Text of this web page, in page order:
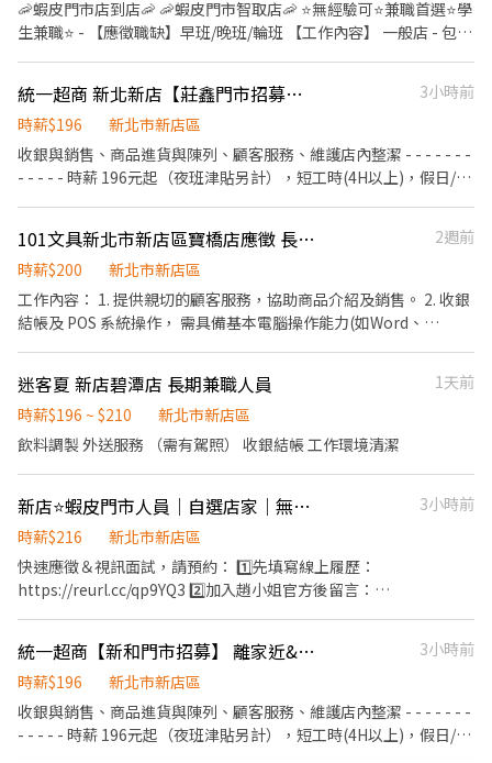
🦐蝦皮門市店到店🦐 🦐蝦皮門市智取店🦐 ⭐無經驗可⭐兼職首選⭐學
生兼職⭐ - 【應徵職缺】早班/晚班/輪班 【工作內容】 一般店 - 包裹
店面實習▶️ 【工作時間】 ⭐一般店⭐ 輪班人員 - 早班11:00~19:30、
晚班14:15~22:45 (需輪班) 早班時薪 - 10:30~17:00、11:00~17:30
晚班時薪 - 18:45~22:45、16:15~22:45 (假日需配合6H) ▶️訂單多會
加班半小時到一小時 實際排班時數依主管安排 ⭐智取店⭐ 早班時薪 -
07:00-12:00、07:30-12:30、08:00-13:00、08:30-13:30 午班時薪 -
22:30、17:30-22:30、17:30-23:30 夜班時薪 - 23:30–03:30 ▶️訂單
多會加班半小時到一小時 實際排班時數依主管安排 【薪資待遇】 ▶️
一般店 時薪216-432 (國定假日雙倍薪) ▶️智取店 時薪224-488 (國
定假日雙倍薪) 【休假制度】 排班制，一周2-4天 (假日需可配合排
班) 一般店晚班假日需可配合6H 【工作地點】 ⭐一般店⭐ 新店三民
店 新北市新店區三民路67號1樓 新店安康三店 新北市新店區安康路
三段175號1樓 新店安和店 新北市新店區安和路二段163號1樓 新店
區中興路三段189號1樓 新店百忍店 新北市新店區百忍街1-1號1樓
⭐智取店⭐ 新店安祥 - 智取店 新北市新店區安祥路125號1樓 新店清
潭 - 智取店 新北市新店區北宜路二段201號1樓 新店七張 - 智取店 新
北市新店區北新路二段20號1樓 新店安康 - 智取店 新北市新店區安
康路二段161號1樓 - ❤ 加好友 0968932263 ➜ 優S立即為您安排 ❤
快速報名 https://lin.ee/dw3fQXf 【截圖應徵職缺+姓名+電話】 ⭐
優先安排⭐
統一超商 新北新店【莊鑫門市招募】 離家近&彈性排班、歡迎二度就業/樂齡/兼職等
3小時前
時薪$196
新北市新店區
收銀與銷售、商品進貨與陳列、顧客服務、維護店內整潔​ - - - - - - -
- - - - -​ 時薪 196元起（夜班津貼另計），短工時(4H以上)，假日/暑
為主)​ 工作地點：依您鄰近地區媒合​ *學經歷不拘，喜歡與人互動，
樂觀開朗，具有服務熱忱*​ 若對其他地區有意願也歡迎投遞！ ​
101文具新北市新店區寶橋店應徵 長期工讀
2週前
時薪$200
新北市新店區
工作內容： 1. 提供親切的顧客服務，協助商品介紹及銷售。 2. 收銀
結帳及 POS 系統操作， 需具備基本電腦操作能力(如Word、
整理。 6. 協助搬運商品、整理倉庫及商品歸庫 7.配合門市營運，完
成主管交辦事項。 其他條件： * 具服務熱忱，喜歡與人互動。 * 工
作態度積極、細心負責，具良好團隊合作精神。 * 可配合排班，假
迷客夏 新店碧潭店 長期兼職人員
1天前
時薪$196 ~ $210
新北市新店區
飲料調製 外送服務 （需有駕照） 收銀結帳 工作環境清潔
新店⭐蝦皮門市人員｜自選店家｜無經驗可｜快速報到❤️
3小時前
時薪$216
新北市新店區
快速應徵＆視訊面試，請預約： 1️⃣先填寫線上履歷：
https://reurl.cc/qp9YQ3 2️⃣加入趙小姐官方後留言：
工作內容： 1. 包裹收寄、搬運、盤點、理貨 2. 協助門市服務與收銀
作業 3. 維持環境清潔 4. 配合調店及支援工作 5. 協助門市日常營運維
護 ✅工作時間： 早班：10:30-17:30 晚班：16:15-22:45、18:45-
22:45 假日班：10:30-22:45 *皆為彈性排班，視情況加班 ＊ 一週至
少給班 4 天（假日需能配合）＊ ✅工作待遇：時薪216 ✅工作地
統一超商【新和門市招募】 離家近&彈性排班、歡迎二度就業/樂齡/兼職等
3小時前
時薪$196
新北市新店區
收銀與銷售、商品進貨與陳列、顧客服務、維護店內整潔​ - - - - - - -
- - - - -​ 時薪 196元起（夜班津貼另計），短工時(4H以上)，假日/暑